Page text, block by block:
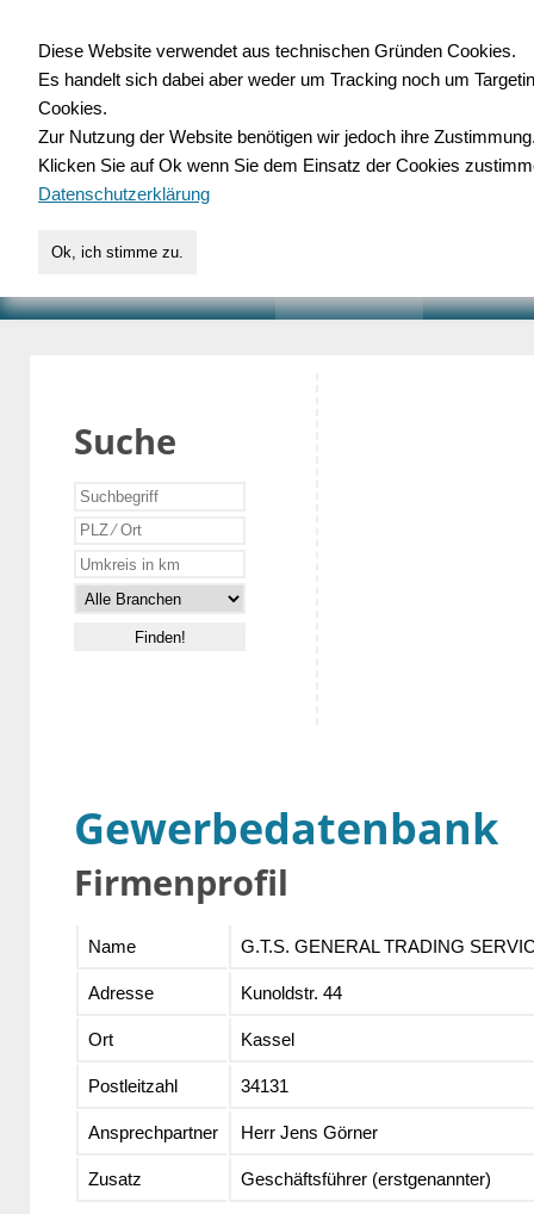
für Handwerk,
Suche
Gewerbedatenbank
Firmenprofil
Name G.T.S. GENERAL TRADING
Adresse Kunoldstr. 44
Ort Kassel
Postleitzahl 34131
Ansprechpartner Herr Jens Görner
Zusatz Geschäftsführer (erstgenannter)
Diese Website verwendet aus technischen Gründen Cookies.
Es handelt sich dabei aber weder um Tracking noch um
Cookies.
Zur Nutzung der Website benötigen wir jedoch ihre
Klicken Sie auf Ok wenn Sie dem Einsatz der Cookies
Datenschutzerklärung
Ok, ich stimme zu.